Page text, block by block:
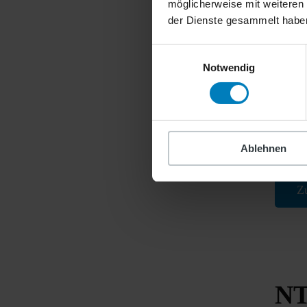
möglicherweise mit
der Dienste gesammelt
Notwendig
Ablehnen
Die
aus